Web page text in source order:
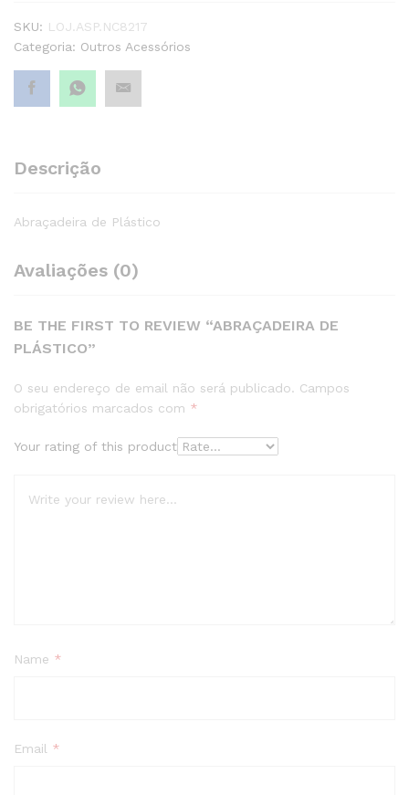
SKU: LOJ.ASP.NC8217
Categoria: Outros Acessórios
Descrição
Abraçadeira de Plástico
Avaliações (0)
BE THE FIRST TO REVIEW “ABRAÇADEIRA DE
PLÁSTICO”
O seu endereço de email não será publicado. Campos
obrigatórios marcados com *
Your rating of this product
Name *
Email *